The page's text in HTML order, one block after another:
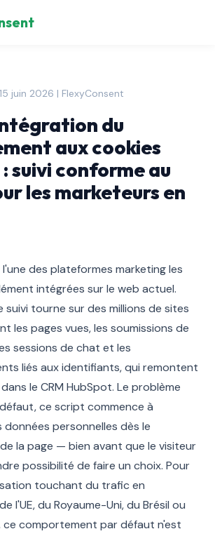
15 juin 2026 | FlexyConsent
du
aux cookies
suivi conforme au
les marketeurs en
des plateformes marketing les
intégrées sur le web actuel.
suivi tourne sur des millions de sites
les pages vues, les soumissions de
sessions de chat et les
liés aux identifiants, qui remontent
le CRM HubSpot. Le problème
ce script commence à
personnelles dès le
la page — bien avant que le visiteur
possibilité de faire un choix. Pour
touchant du trafic en
l'UE, du Royaume-Uni, du Brésil ou
ce comportement par défaut n'est